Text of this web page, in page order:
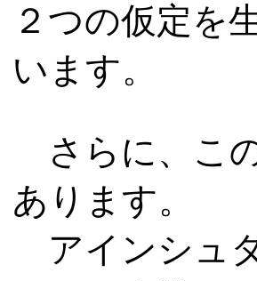
２ つの仮定を
います。
さらに、こ
あります。
アインシュ